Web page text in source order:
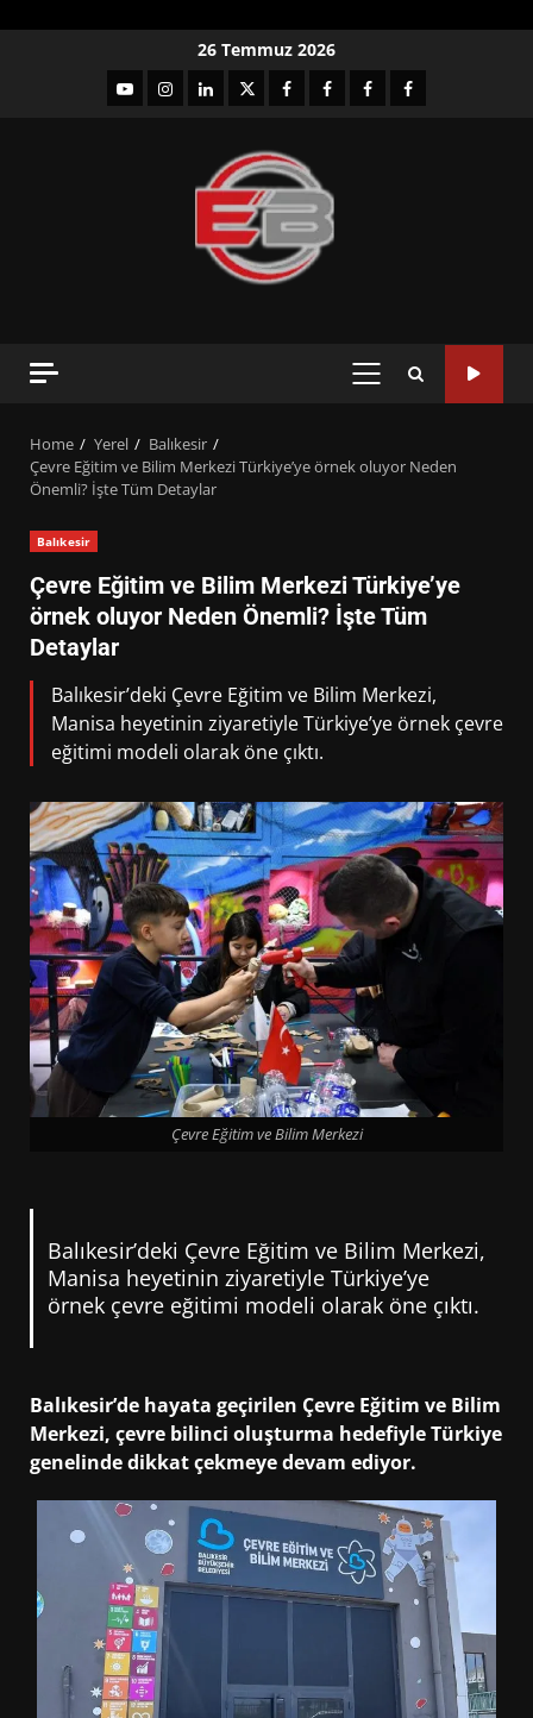
26 Temmuz 2026
YouTubeInstagram
LinkedIntwitterfacebook-Facebook-
Facebook-Facebook-
PRIMARY
Home Yerel
Balıkesir
Çevre Eğitim ve Bilim Merkezi Türkiye’ye örnek oluyor Neden
Önemli? İşte Tüm Detaylar
Balıkesir
Çevre Eğitim ve Bilim Merkezi Türkiye’ye
örnek oluyor Neden Önemli? İşte Tüm
Detaylar
Balıkesir’deki Çevre Eğitim ve Bilim Merkezi,
Manisa heyetinin ziyaretiyle Türkiye’ye örnek çevre
eğitimi modeli olarak öne çıktı.
Çevre Eğitim ve Bilim Merkezi
Balıkesir’deki Çevre Eğitim ve Bilim Merkezi,
Manisa heyetinin ziyaretiyle Türkiye’ye
örnek çevre eğitimi modeli olarak öne çıktı.
Balıkesir’de hayata geçirilen Çevre Eğitim ve Bilim
Merkezi, çevre bilinci oluşturma hedefiyle Türkiye
genelinde dikkat çekmeye devam ediyor.